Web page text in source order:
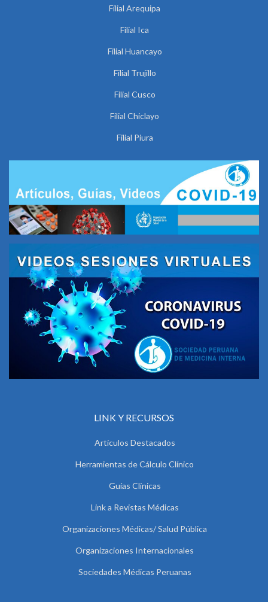
Filial Arequipa
Filial Ica
Filial Huancayo
Filial Trujillo
Filial Cusco
Filial Chiclayo
Filial Piura
LINK Y RECURSOS
Artículos Destacados
Herramientas de Cálculo Clínico
Guías Clínicas
Link a Revistas Médicas
Organizaciones Médicas/ Salud Pública
Organizaciones Internacionales
Sociedades Médicas Peruanas